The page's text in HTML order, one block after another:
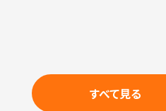
すべて見る